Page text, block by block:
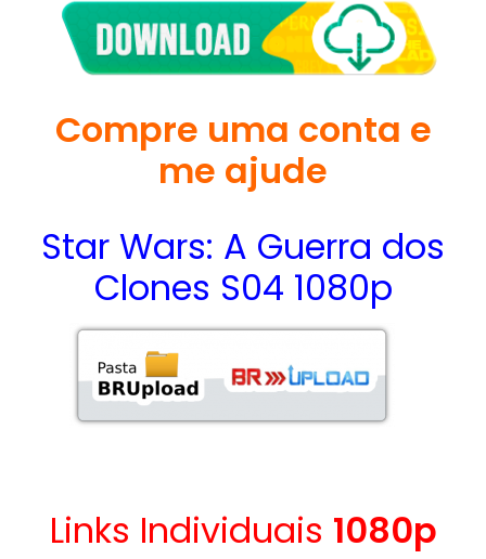
Compre uma conta e
me ajude
Star Wars: A Guerra dos
Clones S04 1080p
Links Individuais 1080p